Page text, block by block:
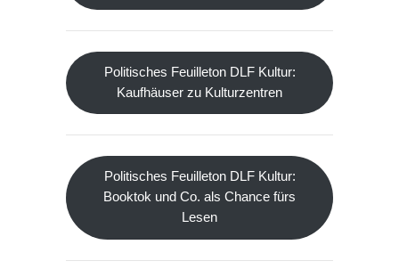
Politisches Feuilleton DLF Kultur:
Kaufhäuser zu Kulturzentren
Politisches Feuilleton DLF Kultur:
Booktok und Co. als Chance fürs
Lesen